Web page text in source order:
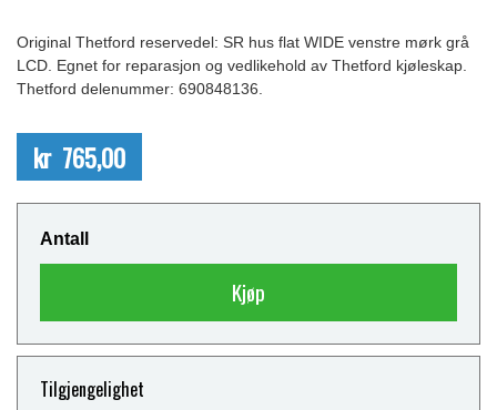
Original Thetford reservedel: SR hus flat WIDE venstre mørk grå
LCD. Egnet for reparasjon og vedlikehold av Thetford kjøleskap.
Thetford delenummer: 690848136.
kr 765,00
Antall
Kjøp
Tilgjengelighet